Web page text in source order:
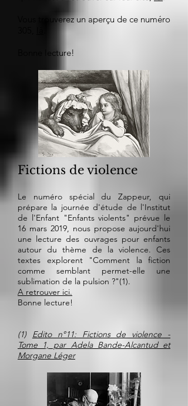
Vous trouverez un aperçu de ce numéro
Bonne lecture!
Fictions de violence
Le numéro spécial du Zappeur, qui
prépare la journée d'étude de l'Institut
de l'Enfant "Enfants violents" prévue le
16 mars 2019, nous propose aujourd'hui
une lecture des ouvrages pour enfants
autour du thème de la violence. Ces
textes explorent "Comment la fiction
comme semblant permet-elle une
sublimation de la pulsion ?"(1).
A retrouver ici.
Bonne lecture!
(1) Edito n°11: Fictions de violence -
Tome 1, par Adela Bande-Alcantud et
Morgane Léger